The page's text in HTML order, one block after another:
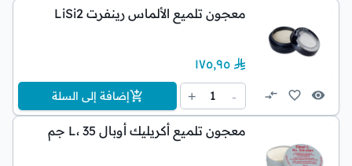
معجون تلميع الألماس رينفرت LiSi2
١٧٥٫٩٥
-
1
+ إضافة إلى السلة
معجون تلميع أكريليك أوبال L، 35 جم